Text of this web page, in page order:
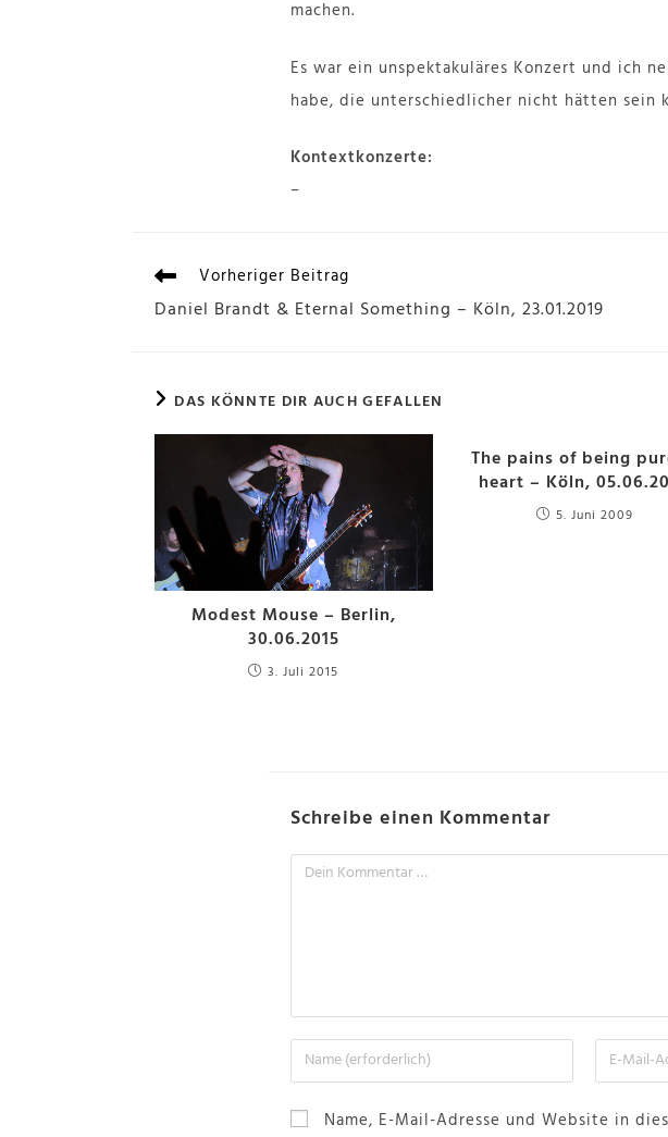
machen.
Es war ein unspektakuläres Konzert und ich
habe, die unterschiedlicher nicht hätten sein
Kontextkonzerte:
–
Vorheriger Beitrag
Daniel Brandt & Eternal Something – Köln, 23.01.2019
DAS KÖNNTE DIR AUCH GEFALLEN
Modest Mouse – Berlin,
30.06.2015
3. Juli 2015
The pains of being
heart – Köln,
5. Juni 2009
Schreibe einen Kommentar
Name, E-Mail-Adresse und Website in